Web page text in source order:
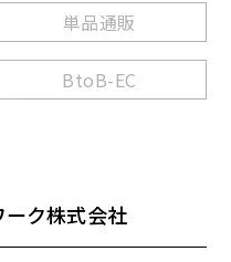
単品通販
BtoB-EC
ーク株式会社